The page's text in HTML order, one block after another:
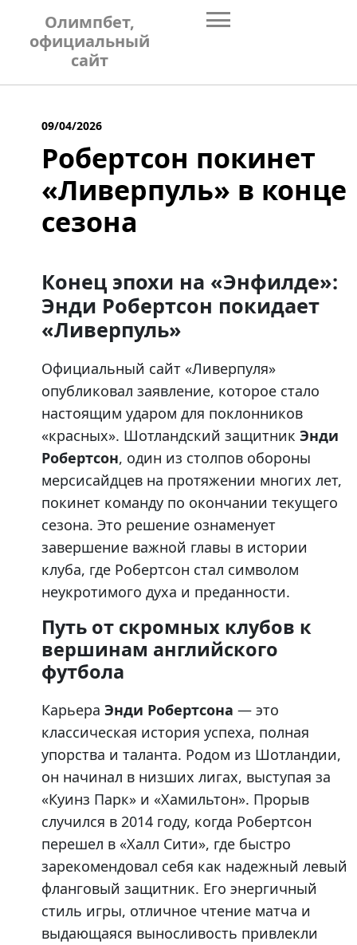
content
Олимпбет,
официальный
сайт
09/04/2026
Робертсон покинет
«Ливерпуль» в конце
сезона
Конец эпохи на «Энфилде»:
Энди Робертсон покидает
«Ливерпуль»
Официальный сайт «Ливерпуля»
опубликовал заявление, которое стало
настоящим ударом для поклонников
«красных». Шотландский защитник Энди
Робертсон, один из столпов обороны
мерсисайдцев на протяжении многих лет,
покинет команду по окончании текущего
сезона. Это решение ознаменует
завершение важной главы в истории
клуба, где Робертсон стал символом
неукротимого духа и преданности.
Путь от скромных клубов к
вершинам английского
футбола
Карьера Энди Робертсона — это
классическая история успеха, полная
упорства и таланта. Родом из Шотландии,
он начинал в низших лигах, выступая за
«Куинз Парк» и «Хамильтон». Прорыв
случился в 2014 году, когда Робертсон
перешел в «Халл Сити», где быстро
зарекомендовал себя как надежный левый
фланговый защитник. Его энергичный
стиль игры, отличное чтение матча и
выдающаяся выносливость привлекли